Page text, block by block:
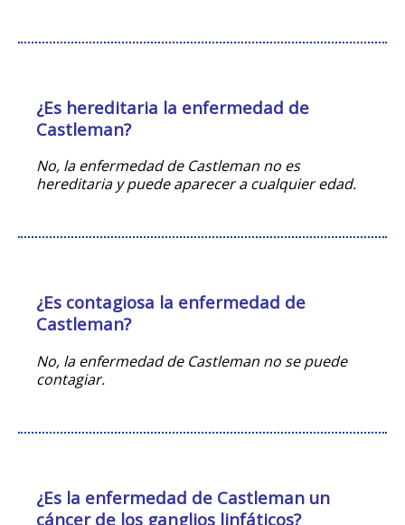
¿Es hereditaria la enfermedad de
Castleman?
No, la enfermedad de Castleman no es
hereditaria y puede aparecer a cualquier edad.
¿Es contagiosa la enfermedad de
Castleman?
No, la enfermedad de Castleman no se puede
contagiar.
¿Es la enfermedad de Castleman un
cáncer de los ganglios linfáticos?